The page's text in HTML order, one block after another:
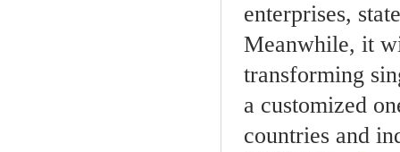
enterprises,
Meanwhile, it
transforming
a customized
countries and